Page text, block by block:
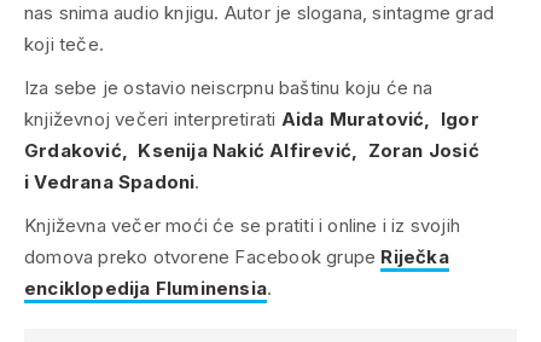
nas snima audio knjigu. Autor je slogana, sintagmegrad
koji teče.
Iza sebe je ostavio neiscrpnu baštinu koju će na
književnoj večeri interpretirati Aida Muratović, Igor
Grdaković, Ksenija Nakić Alfirević, Zoran Josić
i Vedrana Spadoni.
Književna večer moći će se pratiti ionline i iz svojih
domova preko otvorene Facebook grupe Riječka
enciklopedija Fluminensia.